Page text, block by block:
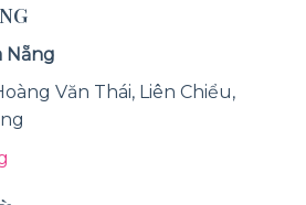
Nẵng
Văn Thái, Liên Chiểu,